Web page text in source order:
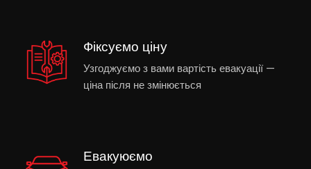
Фіксуємо ціну
Узгоджуємо з вами вартість евакуації —
ціна після не змінюється
Евакуюємо